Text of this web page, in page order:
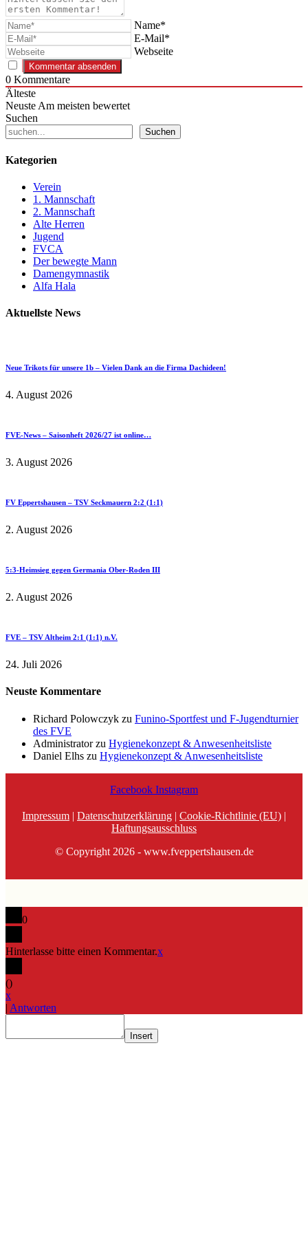
Name*
E-Mail*
Webseite
0 Kommentare
Älteste
NeusteAm meisten bewertet
Suchen
Suchen
Kategorien
Verein
1. Mannschaft
2. Mannschaft
Alte Herren
Jugend
FVCA
Der bewegte Mann
Damengymnastik
Alfa Hala
Aktuellste News
Neue Trikots für unsere 1b – Vielen Dank an die Firma Dachideen!
4. August 2026
FVE-News – Saisonheft 2026/27 ist online…
3. August 2026
FV Eppertshausen – TSV Seckmauern 2:2 (1:1)
2. August 2026
5:3-Heimsieg gegen Germania Ober-Roden III
2. August 2026
FVE – TSV Altheim 2:1 (1:1) n.V.
24. Juli 2026
Neuste Kommentare
Richard Polowczyk zu Funino-Sportfest und F-Jugendturnier
des FVE
Administratorzu Hygienekonzept & Anwesenheitsliste
Daniel Elhs zu Hygienekonzept & Anwesenheitsliste
Facebook Instagram
Impressum | Datenschutzerklärung | Cookie-Richtlinie (EU) |
Haftungsausschluss
© Copyright 2026 - www.fveppertshausen.de
0
Hinterlasse bitte einen Kommentar.x
()
x
| Antworten
Insert